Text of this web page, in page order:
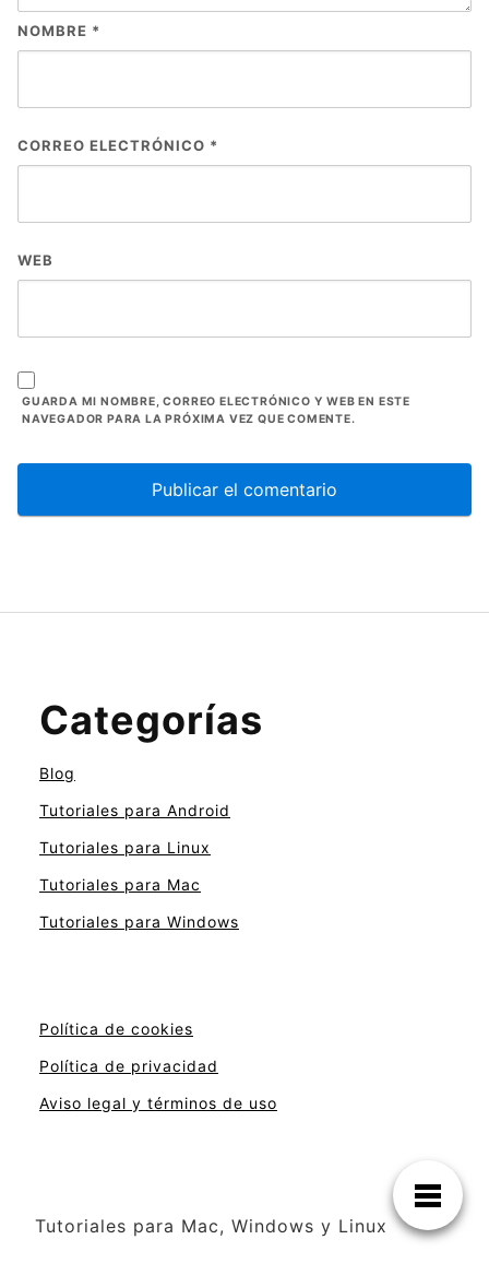
NOMBRE *
CORREO ELECTRÓNICO *
WEB
GUARDA MI NOMBRE, CORREO ELECTRÓNICO Y WEB EN ESTE
NAVEGADOR PARA LA PRÓXIMA VEZ QUE COMENTE.
Categorías
Blog
Tutoriales para Android
Tutoriales para Linux
Tutoriales para Mac
Tutoriales para Windows
Política de cookies
Política de privacidad
Aviso legal y términos de uso
Tutoriales para Mac, Windows y Linux